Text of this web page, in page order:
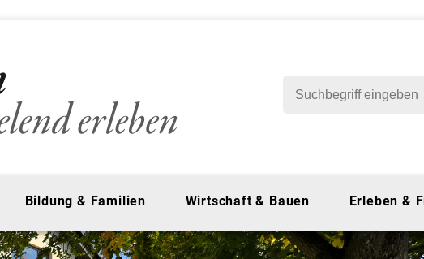
Bildung & Familien Wirtschaft & Bauen Erleben &